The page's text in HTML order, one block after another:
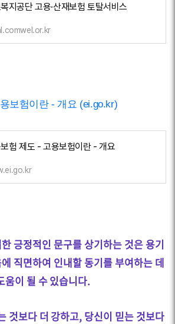
지공단 고용·산재보험 토탈서비스
보험이란 - 개요 (ei.go.kr)
험 제도 - 고용보험이란 - 개요
긍정적인 문구를 상기하는 것은 용기
직면하여 인내할 동기를 부여하는 데
움이 될 수 있습니다.
것보다 더 강하고, 당신이 믿는 것보다